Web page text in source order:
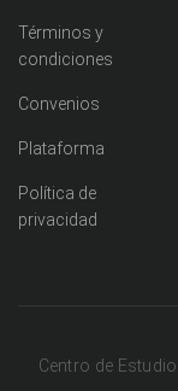
Términos y
condiciones
Convenios
Plataforma
Política de
privacidad
Centro de